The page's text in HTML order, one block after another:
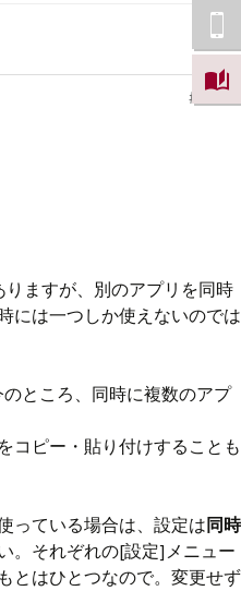
#7340
りますが、別のアプリを同時
は一つしか使えないのでは
ところ、同時に複数のアプ
コピー・貼り付けすることも
っている場合は、設定は 同時
。それぞれの[設定]メニュー
とはひとつなので。変更せず